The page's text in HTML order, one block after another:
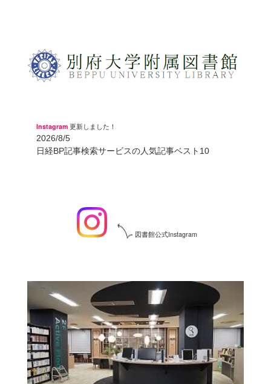
Instagram 更新しました！
2026/8/5
日経BP記事検索サービスの人気記事ベスト10
図書館公式Instagram